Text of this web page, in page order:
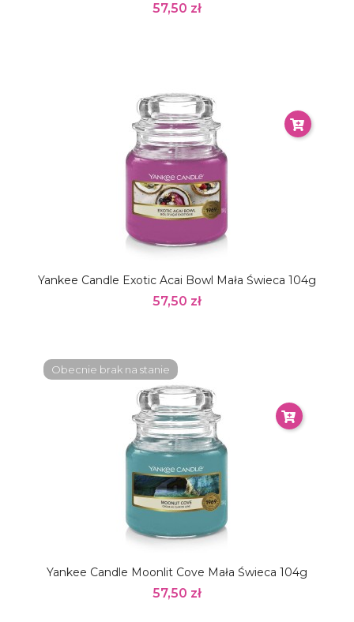
57,50 zł
Yankee Candle Exotic Acai Bowl Mała Świeca 104g
57,50 zł
Yankee Candle Moonlit Cove Mała Świeca 104g
57,50 zł
Obecnie brak na stanie